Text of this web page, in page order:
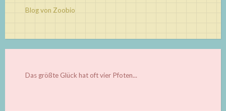
Blog von Zoobio
Das größte Glück hat oft vier Pfoten...